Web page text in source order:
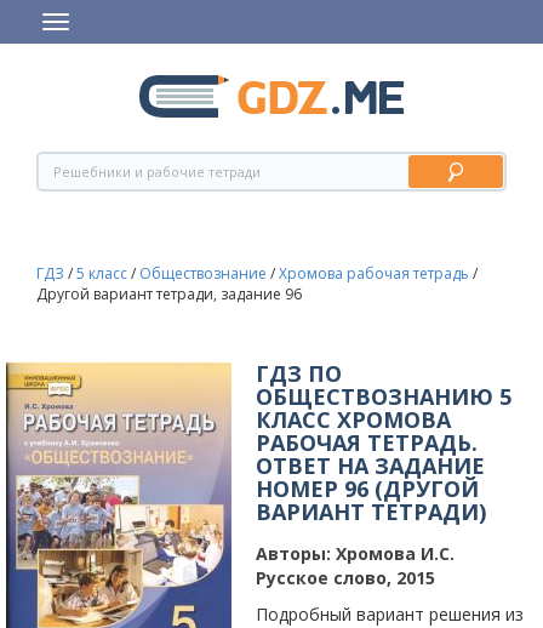
ГДЗ /5 класс/ Обществознание /Хромова рабочая тетрадь /
Другой вариант тетради, задание 96
ГДЗ ПО
ОБЩЕСТВОЗНАНИЮ 5
КЛАСС ХРОМОВА
РАБОЧАЯ ТЕТРАДЬ.
ОТВЕТ НА ЗАДАНИЕ
НОМЕР 96 (ДРУГОЙ
ВАРИАНТ ТЕТРАДИ)
Авторы: Хромова И.С.
Русское слово, 2015
Подробный вариант решения из